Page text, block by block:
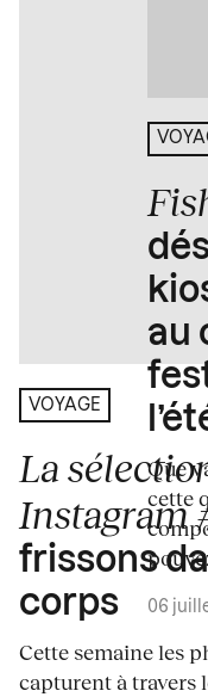
VOYAGE
La
Instagram
frissons
corps
Cette semaine les
capturent à travers
au
Que
cette
06